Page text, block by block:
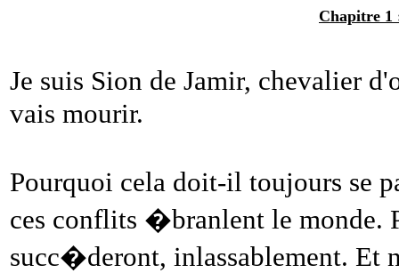
Chapitre
Je suis Sion de Jamir, chevalier
vais mourir.
Pourquoi cela doit-il toujours se
ces conflits �branlent le monde.
succ�deront, inlassablement. Et